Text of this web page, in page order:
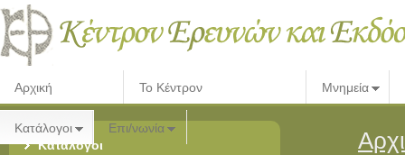
Αρχική Το Κέντρον Μνημεία
Κατάλογοι
Επι/νωνία
Κατάλογοι